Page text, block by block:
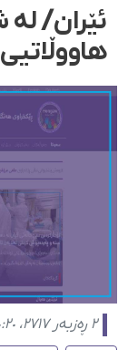
٢ ڕەزبەر ٢٧١٧، ٠٠:٢٠